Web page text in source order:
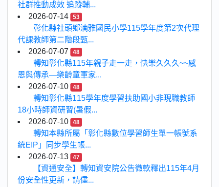
社群推動成效 追蹤輔...
2026-07-14
53
彰化縣社頭鄉湳雅國民小學115學年度第2次代理
代課教師第二階段甄...
2026-07-07
48
轉知彰化縣115年親子走一走，快樂久久久~~感
恩與傳承—樂齡童軍家...
2026-07-10
48
轉知彰化縣115學年度學習扶助國小非現職教師
18小時師資研習(暑假...
2026-07-10
48
轉知本縣所屬「彰化縣數位學習師生單一帳號系
統EIP」同步學生帳...
2026-07-13
47
【資通安全】轉知資安院公告微軟釋出115年4月
份安全性更新，請儘...